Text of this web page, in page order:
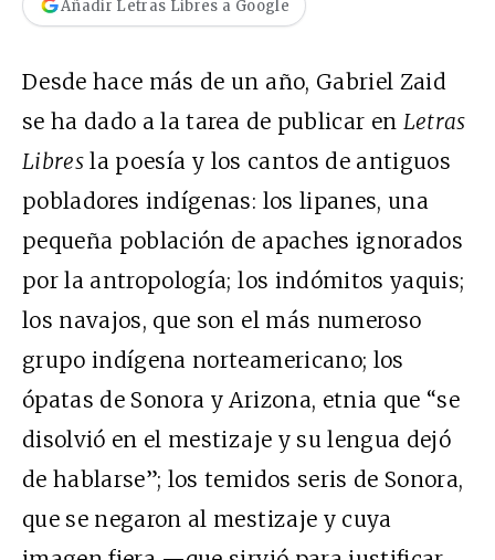
Añadir Letras Libres a Google
Desde hace más de un año, Gabriel Zaid
se ha dado a la tarea de publicar en Letras
Libres la poesía y los cantos de antiguos
pobladores indígenas: los lipanes, una
pequeña población de apaches ignorados
por la antropología; los indómitos yaquis;
los navajos, que son el más numeroso
grupo indígena norteamericano; los
ópatas de Sonora y Arizona, etnia que “se
disolvió en el mestizaje y su lengua dejó
de hablarse”; los temidos seris de Sonora,
que se negaron al mestizaje y cuya